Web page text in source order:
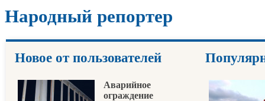
Народный репортер
Новое от пользователей
Аварийное
ограждение